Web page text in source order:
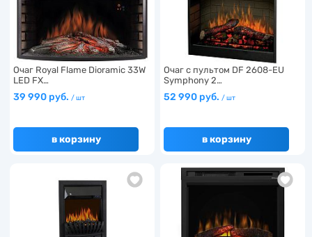
Очаг Royal Flame Dioramic 33W
LED FX…
39 990 руб. / шт
в корзину
Очаг с пультом DF 2608-EU
Symphony 2…
52 990 руб. / шт
в корзину